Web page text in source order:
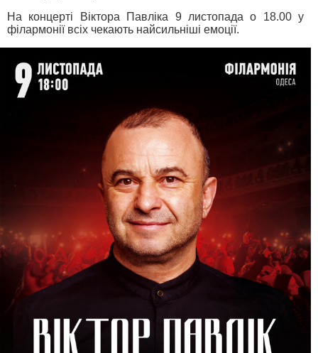
На концерті Віктора Павліка 9 листопада о 18.00 у
філармонії всіх чекають найсильніші емоції.